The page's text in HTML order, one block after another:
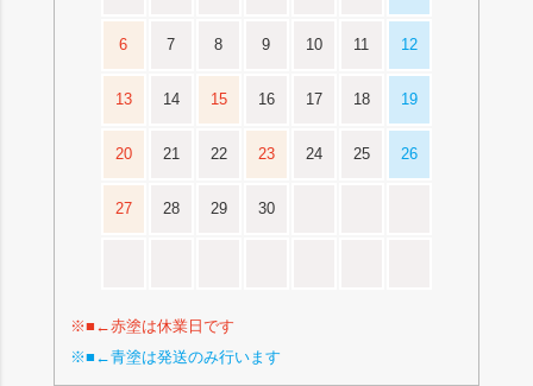
6 7 8 9 10 11 12
13 14 15 16 17 18 19
20 21 22 23 24 25 26
27 28 29 30
※■←赤塗は休業日です
※■←青塗は発送のみ行います